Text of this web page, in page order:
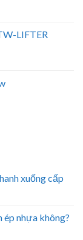
LIFTER
xuống cấp
ép nhựa không?